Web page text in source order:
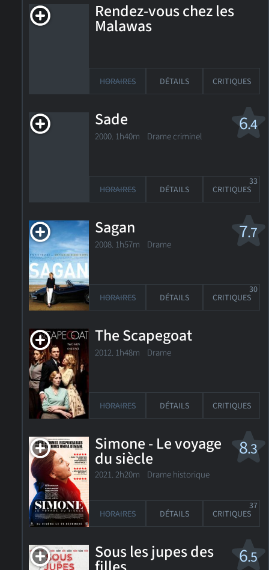
Rendez-vous chez les
Malawas
HORAIRES DÉTAILS CRITIQUES
6.4
Sade
2000. 1h40m Drame criminel
HORAIRES DÉTAILS CRITIQUES
33
7.7
Sagan
2008. 1h57m Drame
HORAIRES DÉTAILS CRITIQUES
30
The Scapegoat
2012. 1h48m Drame
HORAIRES DÉTAILS CRITIQUES
8.3
Simone - Le voyage
du siècle
2021. 2h20m Drame historique
HORAIRES DÉTAILS CRITIQUES
37
6.5
Sous les jupes des